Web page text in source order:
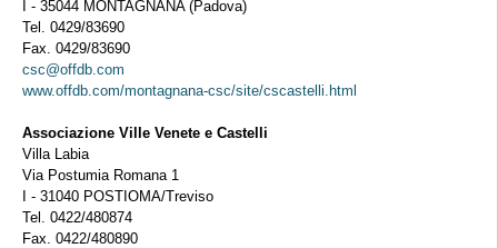
I - 35044 MONTAGNANA (Padova)
Tel. 0429/83690
Fax. 0429/83690
csc@offdb.com
www.offdb.com/montagnana-csc/site/cscastelli.html
Associazione Ville Venete e Castelli
Villa Labia
Via Postumia Romana 1
I - 31040 POSTIOMA/Treviso
Tel. 0422/480874
Fax. 0422/480890